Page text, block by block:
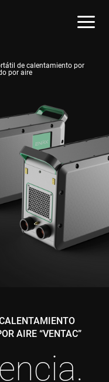
de calentamiento por
por aire
AIRE “VENTAC”